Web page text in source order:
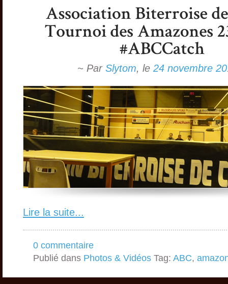
~ Par Slytom, le 24 novembre
Lire la suite...
0 commentaire
Publié dans Photos & Vidéos Tag: ABC,